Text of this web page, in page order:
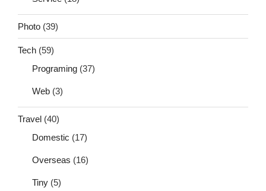
Photo (39)
Tech (59)
Programing (37)
Web (3)
Travel (40)
Domestic (17)
Overseas (16)
Tiny (5)